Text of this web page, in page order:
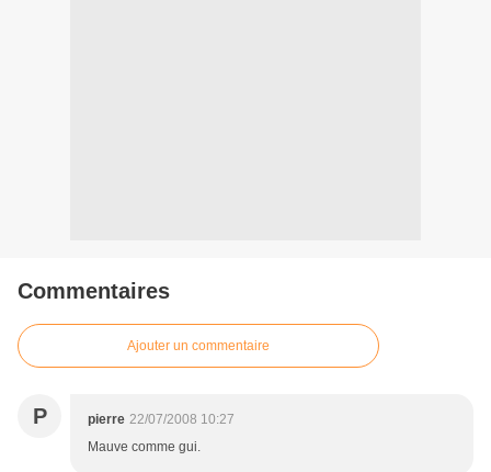
Commentaires
Ajouter un commentaire
P pierre 22/07/2008 10:27
Mauve comme gui.